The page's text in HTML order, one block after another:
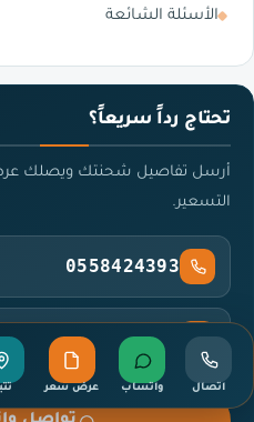
الأسئلة الشائعة
تحتاج رداً سريعاً؟
أرسل تفاصيل شحنتك ويصلك
التسعير.
0558424393
info@alrahwanzahby.com
اتصال واتساب عرض سعر